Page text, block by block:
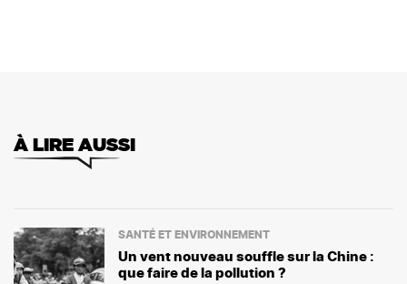
À LIRE AUSSI
SANTÉ ET ENVIRONNEMENT
Un vent nouveau souffle sur la Chine :
que faire de la pollution ?